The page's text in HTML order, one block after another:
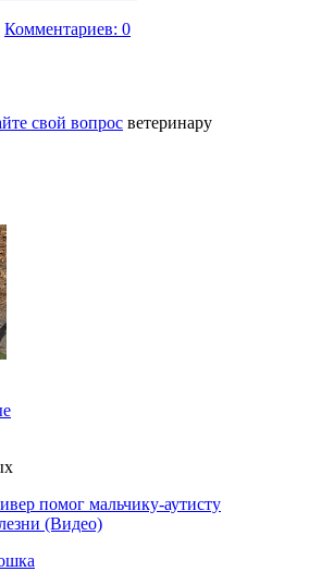
Комментариев: 0
свой вопрос ветеринару
помог мальчику-аутисту
(Видео)